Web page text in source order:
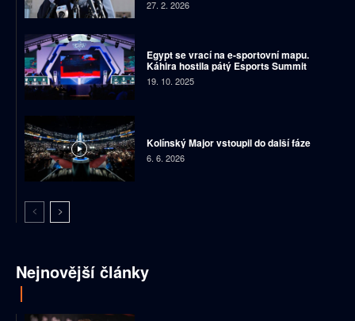
27. 2. 2026
Egypt se vrací na e-sportovní mapu.
Káhira hostila pátý Esports Summit
19. 10. 2025
Kolínský Major vstoupil do další fáze
6. 6. 2026
Nejnovější články